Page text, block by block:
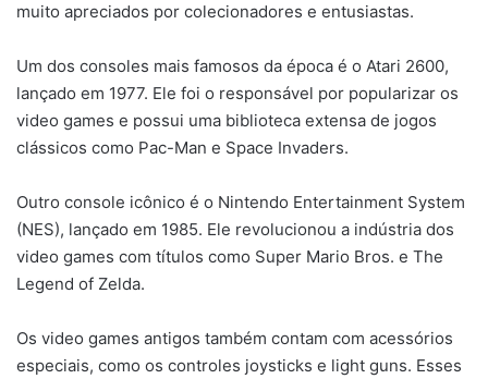
muito apreciados por colecionadores e entusiastas.
Um dos consoles mais famosos da época é o Atari 2600,
lançado em 1977. Ele foi o responsável por popularizar os
video games e possui uma biblioteca extensa de jogos
clássicos como Pac-Man e Space Invaders.
Outro console icônico é o Nintendo Entertainment System
(NES), lançado em 1985. Ele revolucionou a indústria dos
video games com títulos como Super Mario Bros. e The
Legend of Zelda.
Os video games antigos também contam com acessórios
especiais, como os controles joysticks e light guns. Esses